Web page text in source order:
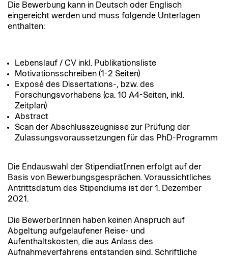
Die Bewerbung kann in Deutsch oder Englisch
eingereicht werden und muss folgende Unterlagen
enthalten:
Lebenslauf / CV inkl. Publikationsliste
Motivationsschreiben (1-2 Seiten)
Exposé des Dissertations-, bzw. des
Forschungsvorhabens (ca. 10 A4-Seiten, inkl.
Zeitplan)
Abstract
Scan der Abschlusszeugnisse zur Prüfung der
Zulassungsvoraussetzungen für das PhD-Programm
Die Endauswahl der StipendiatInnen erfolgt auf der
Basis von Bewerbungsgesprächen. Voraussichtliches
Antrittsdatum des Stipendiums ist der 1. Dezember
2021.
Die BewerberInnen haben keinen Anspruch auf
Abgeltung aufgelaufener Reise- und
Aufenthaltskosten, die aus Anlass des
Aufnahmeverfahrens entstanden sind. Schriftliche